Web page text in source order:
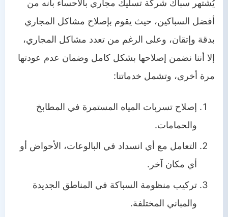
يُشتهر سباك شركة تسليك مجاري بالاحساء بأنه من
أفضل السباكين، حيث يقوم بإصلاح مشاكل المجاري
بدقة وإتقان، وعلى الرغم من تعدد مشاكل المجاري،
إلا أننا نضمن إصلاحها بشكل كامل وضمان عدم عودتها
مرة أخرى، وتشمل خدماتنا:
إصلاح تسربات المياه المستمرة في المطابخ
والحمامات.
التعامل مع أي انسداد في البالوعات، الأحواض أو
أي مكان آخر.
تركيب منظومة السباكة في المناطق الجديدة
والمباني المختلفة.